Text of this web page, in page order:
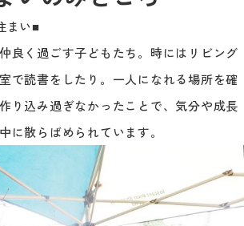
まい■
良く過ごす子どもたち。時にはリビング
で読書をしたり。一人になれる場所を確
り込み過ぎなかったことで、気分や成長
に散らばめられています。